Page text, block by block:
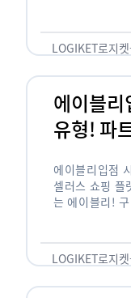
오고 있습니다
LOGIKET로지켓
에이블리
유형! 파
에이블리입점
셀러스 쇼핑 플
는 에이블리!
LOGIKET로지켓